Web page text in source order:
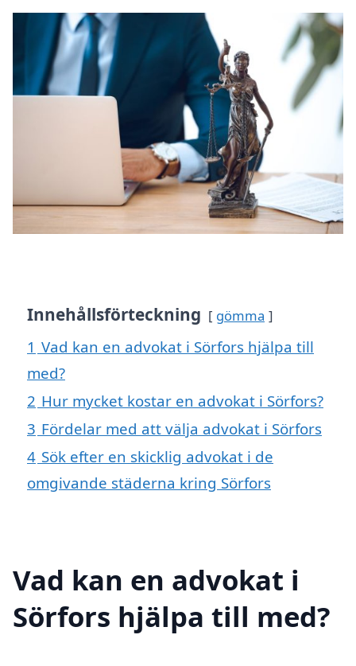
Innehållsförteckning gömma
1 Vad kan en advokat i Sörfors hjälpa till
med?
2 Hur mycket kostar en advokat i Sörfors?
3 Fördelar med att välja advokat i Sörfors
4 Sök efter en skicklig advokat i de
omgivande städerna kring Sörfors
Vad kan en advokat i
Sörfors hjälpa till med?